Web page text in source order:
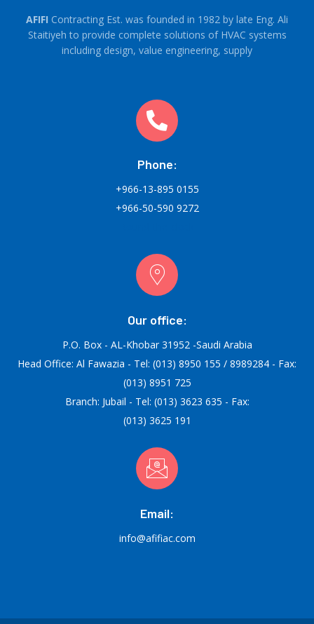
AFIFI Contracting Est. was founded in 1982 by late Eng. Ali
Staitiyeh to provide complete solutions of HVAC systems
including design, value engineering, supply
Phone:
+966-13-895 0155
+966-50-590 9272
Our office:
P.O. Box - AL-Khobar 31952 -Saudi Arabia
Head Office: Al Fawazia - Tel: (013) 8950 155 / 8989284 - Fax:
(013) 8951 725
Branch: Jubail - Tel: (013) 3623 635 - Fax:
(013) 3625 191
Email:
info@afifiac.com